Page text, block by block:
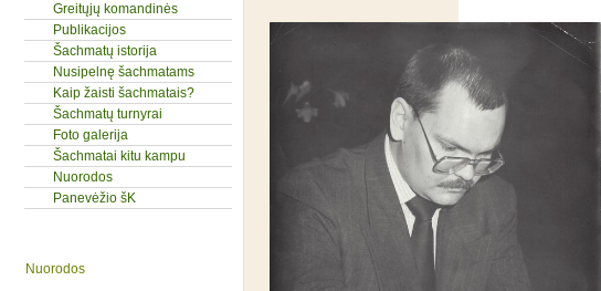
Greitųjų komandinės
Publikacijos
Šachmatų istorija
Nusipelnę šachmatams
Kaip žaisti šachmatais?
Šachmatų turnyrai
Foto galerija
Šachmatai kitu kampu
Nuorodos
Panevėžio šK
Nuorodos